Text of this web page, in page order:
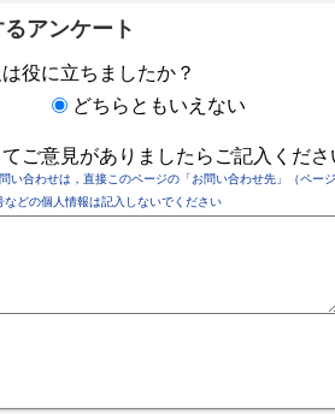
アンケート
役に立ちましたか？
どちらともいえない
ご意見がありましたらご記入くださ
い合わせは，直接このページの「お問い合わせ先」（ペー
どの個人情報は記入しないでください